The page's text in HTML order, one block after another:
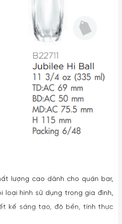
lượng cao dành cho quán bar,
loại hình sử dụng trong gia đình,
kế sáng tạo, độ bền, tính thực